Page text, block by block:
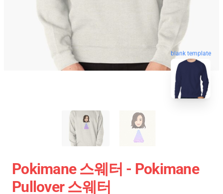
blank template
Pokimane 스웨터 - Pokimane
Pullover 스웨터